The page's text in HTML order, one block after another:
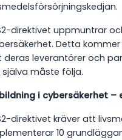
direktivet uppmuntrar
Detta
deras leverantörer och
själva måste följa.
i cybersäkerhet –
direktivet kräver att
10